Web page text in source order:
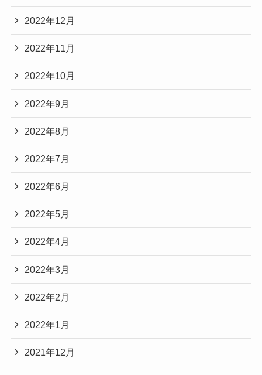
2022年12月
2022年11月
2022年10月
2022年9月
2022年8月
2022年7月
2022年6月
2022年5月
2022年4月
2022年3月
2022年2月
2022年1月
2021年12月